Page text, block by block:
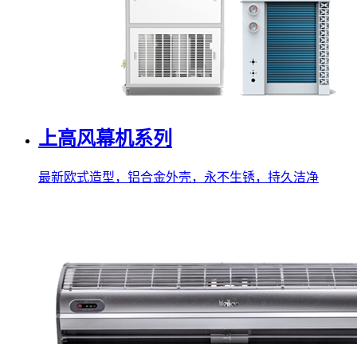
上高风幕机系列
最新欧式造型，铝合金外壳，永不生锈，持久洁净